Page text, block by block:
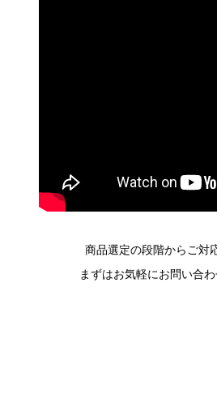
商品選定の段階からご対
まずはお気軽にお問い合わ